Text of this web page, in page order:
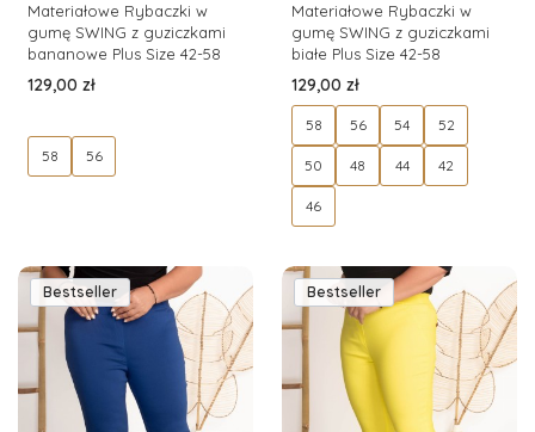
Materiałowe Rybaczki w
gumę SWING z guziczkami
bananowe Plus Size 42-58
Cena
129,00 zł
58 56
Materiałowe Rybaczki w
gumę SWING z guziczkami
białe Plus Size 42-58
Cena
129,00 zł
58 56 54 52
50 48 44 42
46
Bestseller Bestseller